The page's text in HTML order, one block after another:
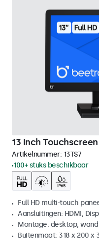
13 Inch Touchscreen
Artikelnummer: 13TS7
100+ stuks beschikbaar
Full HD multi-touch
Aansluitingen: HDMI,
Montage: desktop, wand
Buitenmaat: 318 x 200 x